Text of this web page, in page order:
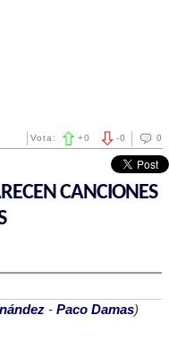
0
-0
Vota: +0
CANCIONES
- Paco Damas)